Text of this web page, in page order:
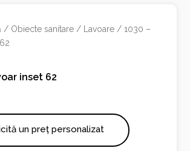
/ Obiecte sanitare / Lavoare / 1030 –
inset 62
un preț personalizat